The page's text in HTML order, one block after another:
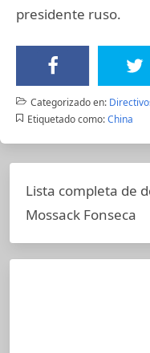
presidente ruso.
Categorizado en:
Etiquetado como: China
Lista completa de
Mossack Fonseca